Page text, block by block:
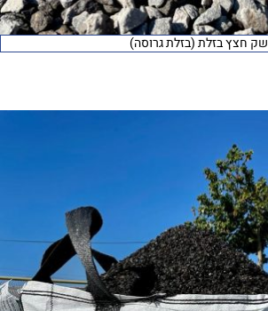
שק חצץ בזלת (בזלת גרוסה)